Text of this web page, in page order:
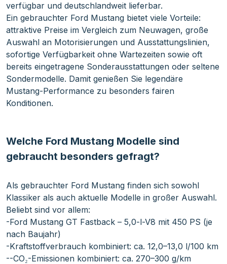
verfügbar und deutschlandweit lieferbar.
Ein gebrauchter Ford Mustang bietet viele Vorteile:
attraktive Preise im Vergleich zum Neuwagen, große
Auswahl an Motorisierungen und Ausstattungslinien,
sofortige Verfügbarkeit ohne Wartezeiten sowie oft
bereits eingetragene Sonderausstattungen oder seltene
Sondermodelle. Damit genießen Sie legendäre
Mustang-Performance zu besonders fairen
Konditionen.
Welche Ford Mustang Modelle sind
gebraucht besonders gefragt?
Als gebrauchter Ford Mustang finden sich sowohl
Klassiker als auch aktuelle Modelle in großer Auswahl.
Beliebt sind vor allem:
-Ford Mustang GT Fastback – 5,0-l-V8 mit 450 PS (je
nach Baujahr)
-Kraftstoffverbrauch kombiniert: ca. 12,0–13,0 l/100 km
--CO₂-Emissionen kombiniert: ca. 270–300 g/km